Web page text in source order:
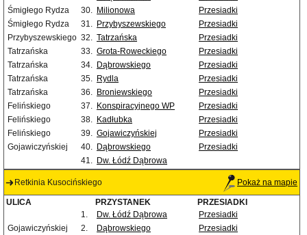
Śmigłego Rydza
30. Milionowa
Przesiadki
Śmigłego Rydza
31. Przybyszewskiego
Przesiadki
Przybyszewskiego 32. Tatrzańska
Przesiadki
Tatrzańska
33. Grota-Roweckiego
Przesiadki
Tatrzańska
34. Dąbrowskiego
Przesiadki
Tatrzańska
35. Rydla
Przesiadki
Tatrzańska
36. Broniewskiego
Przesiadki
Felińskiego
37. Konspiracyjnego WP
Przesiadki
Felińskiego
38. Kadłubka
Przesiadki
Felińskiego
39. Gojawiczyńskiej
Przesiadki
Gojawiczyńskiej
40. Dąbrowskiego
Przesiadki
41. Dw. Łódź Dąbrowa
Retkinia Kusocińskiego Pokaż na mapie
ULICA PRZYSTANEK
PRZESIADKI
1.
Dw. Łódź Dąbrowa
Przesiadki
Gojawiczyńskiej
2. Dąbrowskiego
Przesiadki